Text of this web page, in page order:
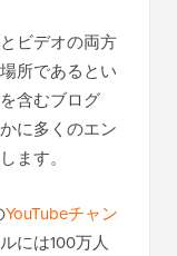
ビデオの両方
所であるとい
含むブログ
に多くのエン
ます。
YouTubeチャン
には100万人